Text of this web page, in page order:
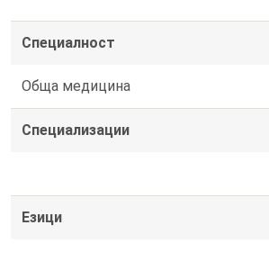
Специалност
Обща медицина
Специализации
Езици